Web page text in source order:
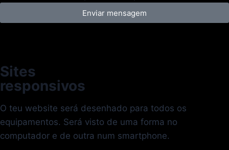
Enviar mensagem
Sites
responsivos
O teu website será desenhado para todos os
equipamentos. Será visto de uma forma no
computador e de outra num smartphone.